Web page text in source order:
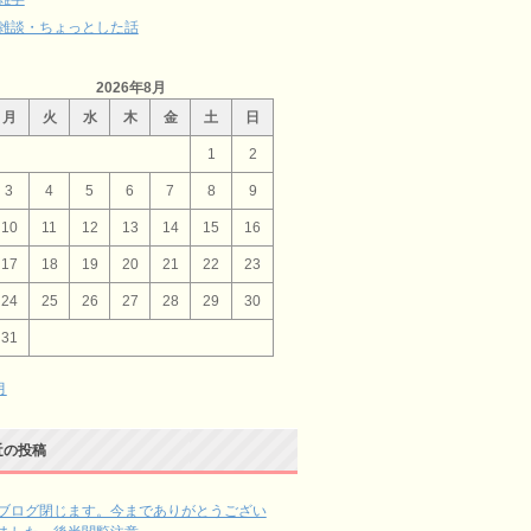
談・ちょっとした話
2026年8月
月
火 水 木 金 土 日
1 2
3 4 5 6 7 8 9
10 11 12 13 14 15 16
17 18 19 20 21 22 23
24 25 26 27 28 29 30
31
の投稿
ログ閉じます。今までありがとうござい